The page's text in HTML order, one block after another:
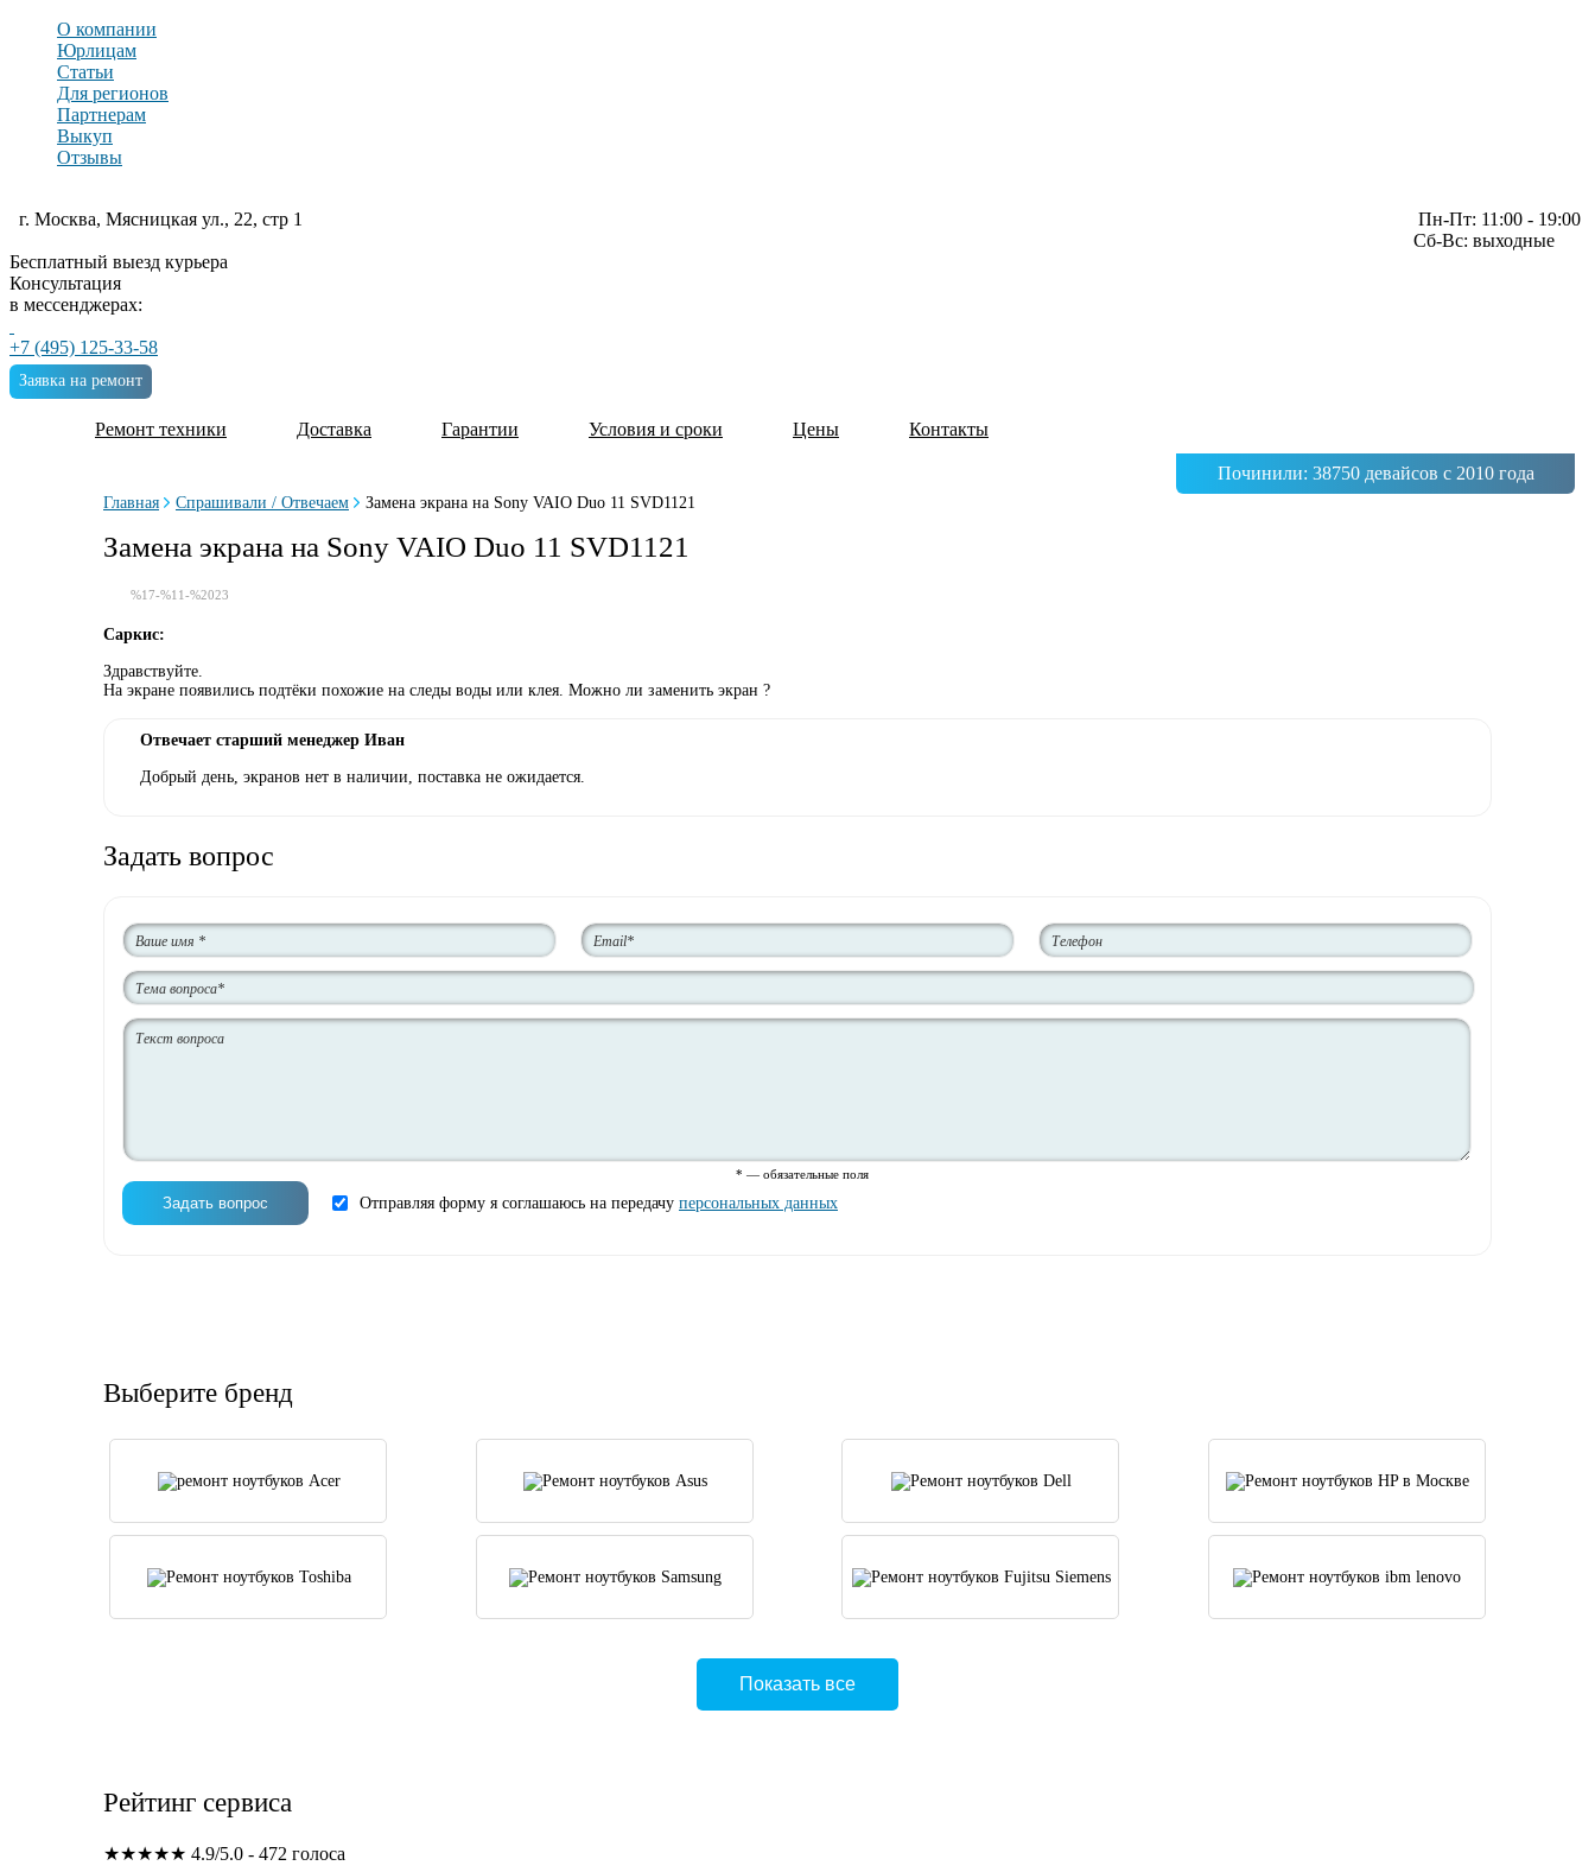
О компании
Юрлицам
Статьи
Для регионов
Партнерам
Выкуп
Отзывы
г. Москва, Мясницкая ул., 22, стр 1
Пн-Пт: 11:00 - 19:00
Сб-Вс: выходные
Бесплатный выезд курьера
Консультация
в мессенджерах:
+7 (495) 125-33-58
Заявка на ремонт
Ремонт техники Доставка Гарантии Условия и сроки Цены Контакты
Починили: 38750 девайсов с 2010 года
Главная Спрашивали / Отвечаем Замена экрана на Sony VAIO Duo 11 SVD1121
Замена экрана на Sony VAIO Duo 11 SVD1121
%17-%11-%2023
Саркис:
Здравствуйте.
На экране появились подтёки похожие на следы воды или клея. Можно ли заменить экран ?
Отвечает старший менеджер Иван
Добрый день, экранов нет в наличии, поставка не ожидается.
Задать вопрос
* — обязательные поля
Отправляя форму я соглашаюсь на передачу персональных данных
Выберите бренд
Показать все
Рейтинг сервиса
★★★★★ 4.9/5.0 - 472 голоса